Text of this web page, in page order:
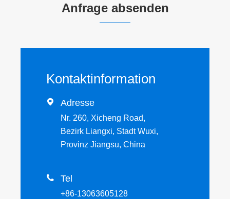
Anfrage absenden
Kontaktinformation
 Adresse
Nr. 260, Xicheng Road,
Bezirk Liangxi, Stadt Wuxi,
Provinz Jiangsu, China
 Tel
+86-13063605128